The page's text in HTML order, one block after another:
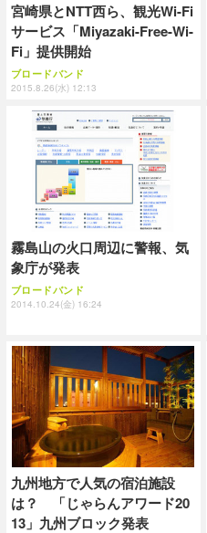
宮崎県とNTT西ら、観光Wi-Fi
サービス「Miyazaki-Free-Wi-
Fi」提供開始
ブロードバンド
2015.8.26(水) 12:13
霧島山の火口周辺に警報、気
象庁が発表
ブロードバンド
2014.10.24(金) 16:24
九州地方で人気の宿泊施設
は？ 「じゃらんアワード20
13」九州ブロック発表